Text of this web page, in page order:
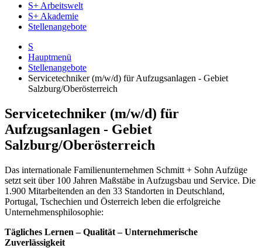
S+ Arbeitswelt
S+ Akademie
Stellenangebote
S
Hauptmenü
Stellenangebote
Servicetechniker (m/w/d) für Aufzugsanlagen - Gebiet
Salzburg/Oberösterreich
Servicetechniker (m/w/d) für
Aufzugsanlagen - Gebiet
Salzburg/Oberösterreich
Das internationale Familienunternehmen Schmitt + Sohn Aufzüge
setzt seit über 100 Jahren Maßstäbe in Aufzugsbau und Service. Die
1.900 Mitarbeitenden an den 33 Standorten in Deutschland,
Portugal, Tschechien und Österreich leben die erfolgreiche
Unternehmensphilosophie:
Tägliches Lernen – Qualität – Unternehmerische
Zuverlässigkeit